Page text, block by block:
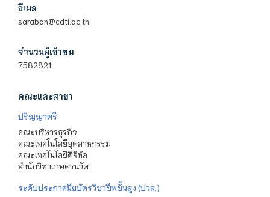
อีเมล
saraban@cdti.ac.th
จำนวนผู้เข้าชม
7582821
คณะและสาขา
ปริญญาตรี
คณะบริหารธุรกิจ
คณะเทคโนโลยีอุตสาหกรรม
คณะเทคโนโลยีดิจิทัล
สำนักวิชาเกษตรนวัต
ระดับประกาศนียบัตรวิชาชีพชั้นสูง (ปวส.)